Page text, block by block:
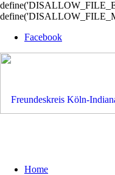
Facebook
Home